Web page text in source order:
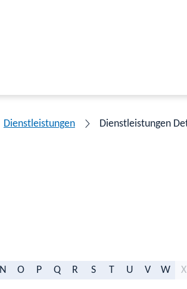
Dienstleistungen Dienstleistungen
N O P Q R S T U V W X